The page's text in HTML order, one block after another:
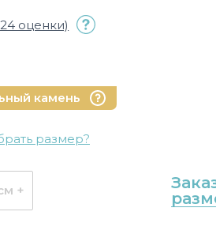
оценки)
камень
размер?
+